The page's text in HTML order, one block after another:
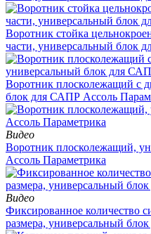
Воротник стойка
части, универсальный блок
Воротник плосколежащий с
блок для САПР Ассоль
Видео
Воротник плосколежащий,
Ассоль Параметрика
Видео
Фиксированное количество
размера, универсальный